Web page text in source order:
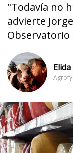
"Todavía no
advierte
Observatorio
Agrofy